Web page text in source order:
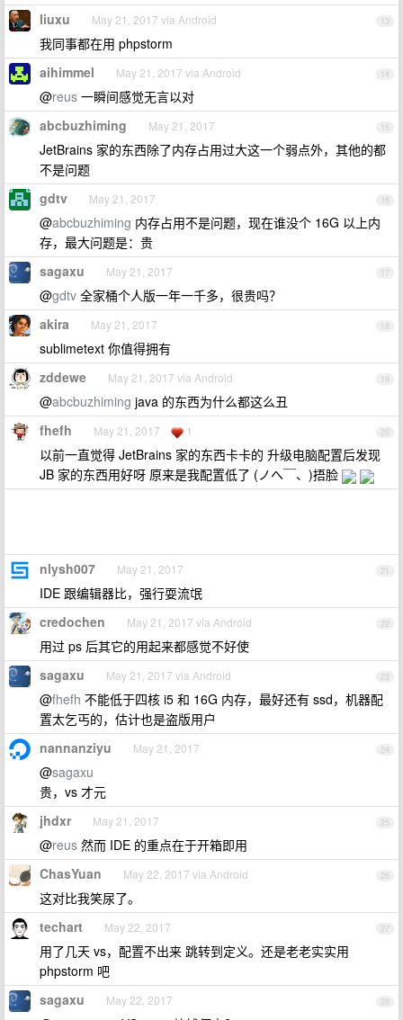
13
liuxu May 21, 2017 via Android
我同事都在用 phpstorm
14
aihimmel May 21, 2017 via Android
@reus 一瞬间感觉无言以对
15
abcbuzhiming May 21, 2017
JetBrains 家的东西除了内存占用过大这一个弱点外，其他的都
不是问题
16
gdtv May 21, 2017
@abcbuzhiming 内存占用不是问题，现在谁没个 16G 以上内
存，最大问题是：贵
17
sagaxu May 21, 2017
@gdtv 全家桶个人版一年一千多，很贵吗？
18
akira May 21, 2017
sublimetext 你值得拥有
19
zddewe May 21, 2017 via Android
@abcbuzhiming java 的东西为什么都这么丑
20
fhefh May 21, 2017 1
以前一直觉得 JetBrains 家的东西卡卡的 升级电脑配置后发现
JB 家的东西用好呀 原来是我配置低了 (ノへ￣、)捂脸
21
nlysh007 May 21, 2017
IDE 跟编辑器比，强行耍流氓
22
credochen May 21, 2017 via Android
用过 ps 后其它的用起来都感觉不好使
23
sagaxu May 21, 2017 via Android
@fhefh 不能低于四核 i5 和 16G 内存，最好还有 ssd，机器配
置太乞丐的，估计也是盗版用户
24
nannanziyu May 21, 2017
@sagaxu
贵，vs 才元
25
jhdxr May 21, 2017
@reus 然而 IDE 的重点在于开箱即用
26
ChasYuan May 22, 2017 via Android
这对比我笑尿了。
27
techart May 22, 2017
用了几天 vs，配置不出来 跳转到定义。还是老老实实用
phpstorm 吧
28
sagaxu May 22, 2017